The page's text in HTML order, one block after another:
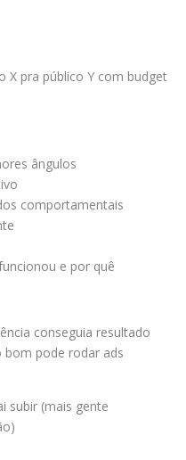
X pra público Y com budget
ângulos
comportamentais
e por quê
conseguia resultado
bom pode rodar ads
subir (mais gente